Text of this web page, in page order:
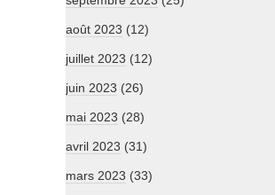
août 2023 (12)
juillet 2023 (12)
juin 2023 (26)
mai 2023 (28)
avril 2023 (31)
mars 2023 (33)